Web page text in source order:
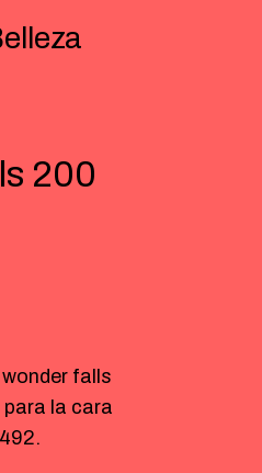
200
falls
la cara